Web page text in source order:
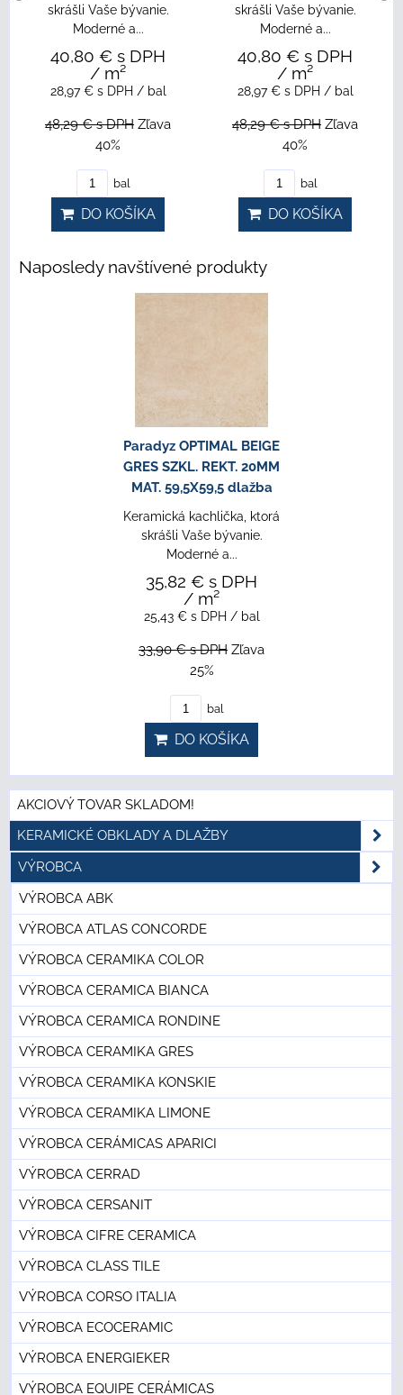
skrášli Vaše bývanie.
Moderné a...
40,80 € s DPH
/ m²
28,97 € s DPH / bal
48,29 €s DPH Zľava
40%
bal
DO KOŠÍKA
skrášli Vaše bývanie.
Moderné a...
40,80 € s DPH
/ m²
28,97 € s DPH / bal
48,29 €s DPH Zľava
40%
bal
DO KOŠÍKA
Naposledy navštívené produkty
Paradyz OPTIMAL BEIGE
GRES SZKL. REKT. 20MM
MAT. 59,5X59,5 dlažba
Keramická kachlička, ktorá
skrášli Vaše bývanie.
Moderné a...
35,82 € s DPH
/ m²
25,43 € s DPH / bal
33,90 €s DPH Zľava
25%
bal
DO KOŠÍKA
AKCIOVÝ TOVAR SKLADOM!
KERAMICKÉ OBKLADY A DLAŽBY
VÝROBCA
VÝROBCA ABK
VÝROBCA ATLAS CONCORDE
VÝROBCA CERAMIKA COLOR
VÝROBCA CERAMICA BIANCA
VÝROBCA CERAMICA RONDINE
VÝROBCA CERAMIKA GRES
VÝROBCA CERAMIKA KONSKIE
VÝROBCA CERAMIKA LIMONE
VÝROBCA CERÁMICAS APARICI
VÝROBCA CERRAD
VÝROBCA CERSANIT
VÝROBCA CIFRE CERAMICA
VÝROBCA CLASS TILE
VÝROBCA CORSO ITALIA
VÝROBCA ECOCERAMIC
VÝROBCA ENERGIEKER
VÝROBCA EQUIPE CERÁMICAS